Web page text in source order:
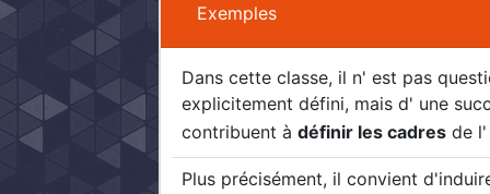
Exemples
Dans cette classe, il n' est pas
explicitement défini, mais d' une
contribuent àdéfinir les cadres de
Plus précisément, il convient